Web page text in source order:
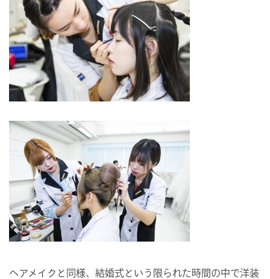
ヘアメイクと同様、結婚式という限られた時間の中で洋装